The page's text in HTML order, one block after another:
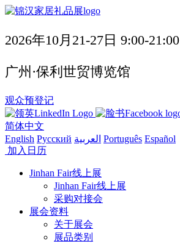
2026年10月21-27日 9:00-21:00
广州·保利世贸博览馆
观众预登记
简体中文
English Русский العربية Português Español
加入日历
Jinhan Fair线上展
Jinhan Fair线上展
采购对接会
展会资料
关于展会
展品类别